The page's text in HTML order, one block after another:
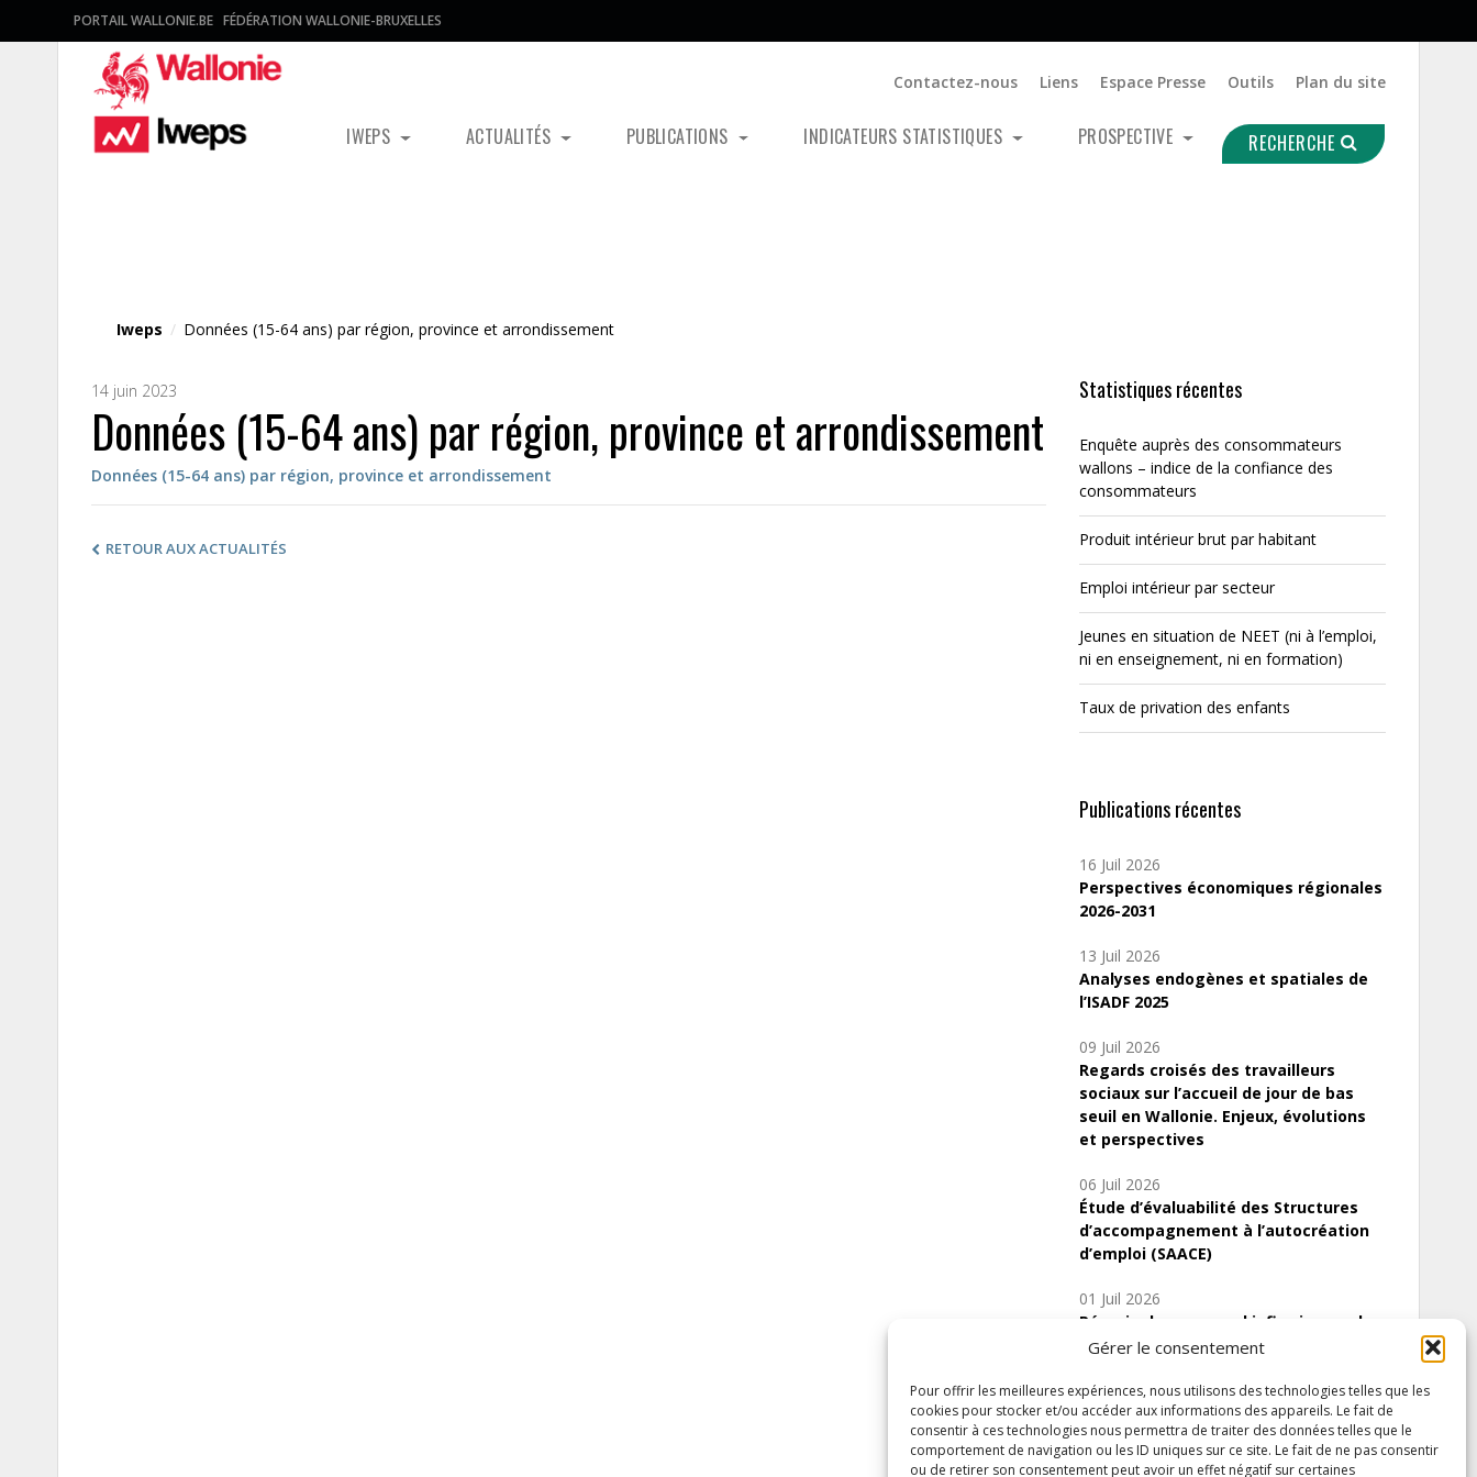
Gérer le consentement
Pour offrir les meilleures expériences, nous utilisons des technologies telles que les
cookies pour stocker et/ou accéder aux informations des appareils. Le fait de
consentir à ces technologies nous permettra de traiter des données telles que le
comportement de navigation ou les ID uniques sur ce site. Le fait de ne pas consentir
ou de retirer son consentement peut avoir un effet négatif sur certaines
PORTAIL WALLONIE.BE FÉDÉRATION WALLONIE-BRUXELLES
Contactez-nous Liens Espace Presse Outils Plan du site
IWEPS ACTUALITÉS PUBLICATIONS INDICATEURS STATISTIQUES PROSPECTIVE RECHERCHE
Iweps / Données (15-64 ans) par région, province et arrondissement
14 juin 2023
Données (15-64 ans) par région, province et arrondissement
Données (15-64 ans) par région, province et arrondissement
RETOUR AUX ACTUALITÉS
Statistiques récentes
Enquête auprès des consommateurs
wallons – indice de la confiance des
consommateurs
Produit intérieur brut par habitant
Emploi intérieur par secteur
Jeunes en situation de NEET (ni à l’emploi,
ni en enseignement, ni en formation)
Taux de privation des enfants
Publications récentes
16 Juil 2026
Perspectives économiques régionales
2026-2031
13 Juil 2026
Analyses endogènes et spatiales de
l’ISADF 2025
09 Juil 2026
Regards croisés des travailleurs
sociaux sur l’accueil de jour de bas
seuil en Wallonie. Enjeux, évolutions
et perspectives
06 Juil 2026
Étude d’évaluabilité des Structures
d’accompagnement à l’autocréation
d’emploi (SAACE)
01 Juil 2026
Pénurie du personnel infirmier :quels
indicateurs d’offre de soins pour
Inscrivez-vous à notre newsletter